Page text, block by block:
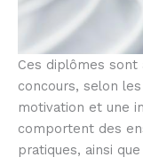
Ces diplômes sont
concours, selon
motivation et une
comportent des
pratiques, ainsi